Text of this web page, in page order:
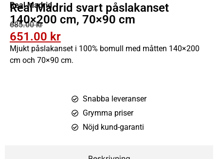
Real Madrid
Real Madrid svart påslakanset
140×200 cm, 70×90 cm
685.00kr
651.00 kr
Mjukt påslakanset i 100% bomull med måtten 140×200
cm och 70×90 cm.
Snabba leveranser
Grymma priser
Nöjd kund-garanti